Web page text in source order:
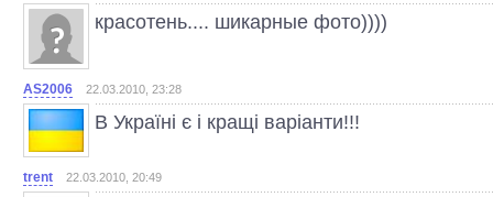
красотень.... шикарные фото))))
AS2006 22.03.2010, 23:28
В Україні є і кращі варіанти!!!
trent 22.03.2010, 20:49